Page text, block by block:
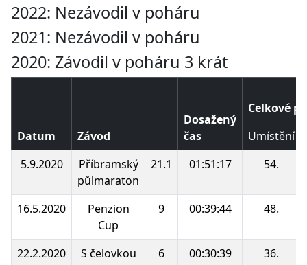
2022: Nezávodil v poháru
2021: Nezávodil v poháru
2020: Závodil v poháru 3 krát
Datum Závod
Dosažený
čas
Celkové
Umístění
5.9.2020
Příbramský
půlmaraton
21.1 01:51:17 54.
16.5.2020
Penzion
Cup
9 00:39:44 48.
22.2.2020
S čelovkou
6 00:30:39 36.